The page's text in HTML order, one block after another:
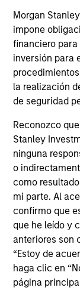
Morgan
impone
financiero
inversión para
la realización
de seguridad
Reconozco
Stanley
ninguna
o
como
mi parte. Al
confirmo que
que he leído y
anteriores son
“Estoy de
haga clic en
página
Krishnan,
Private
credit
growing
market.
28-JUL-2026
PRESS